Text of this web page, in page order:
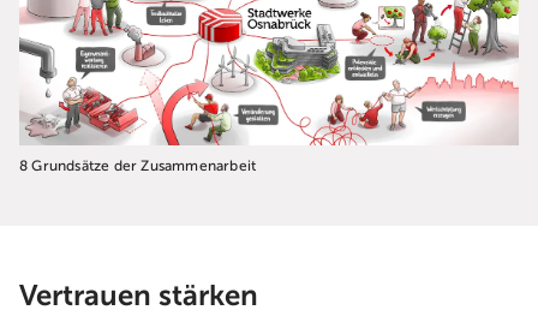
8 Grundsätze der Zusammenarbeit
Vertrauen stärken